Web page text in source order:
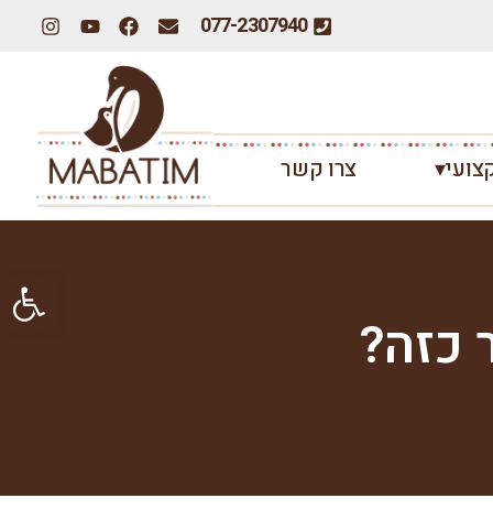
פתח
077-2307940
צרו קשר
כזה?